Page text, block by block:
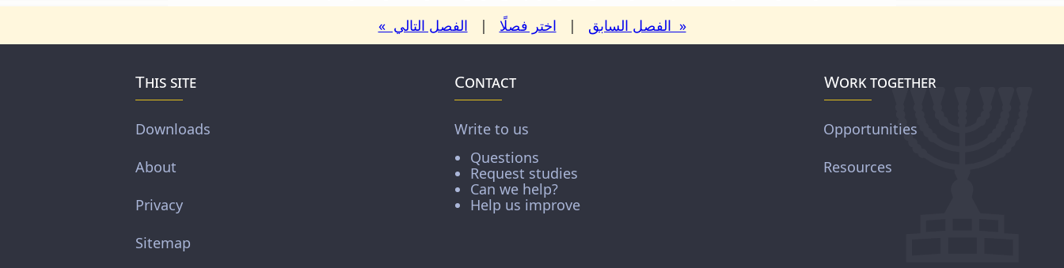
« الفصل السابق | اختر فصلًا | الفصل التالي »
This site
Downloads
About
Privacy
Sitemap
Contact
Write to us
Questions
Request studies
Can we help?
Help us improve
Work together
Opportunities
Resources